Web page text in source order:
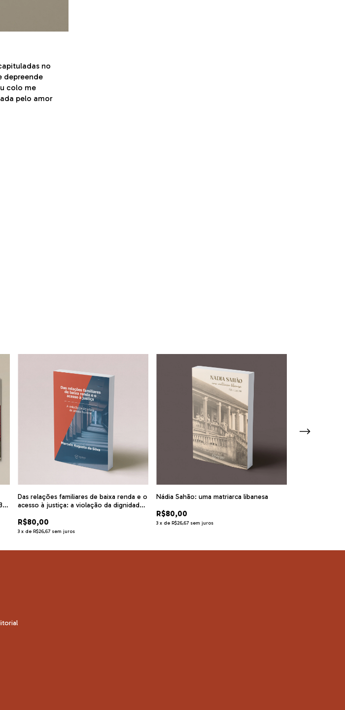
no
depreende
colo me
pelo amor
Das relações familiares de baixa renda e o
acesso à justiça: a violação da dignidade
R$80,00
3 x de R$26,67 sem juros
Nádia Sahão: uma matriarca libanesa
R$80,00
3 x de R$26,67 sem juros